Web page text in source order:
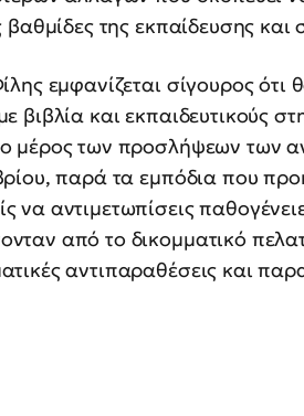
βαθμίδες της εκπαίδευσης
εμφανίζεται σίγουρος ότι
βιβλία και εκπαιδευτικούς
μέρος των προσλήψεων των
παρά τα εμπόδια που
να αντιμετωπίσεις
από το δικομματικό
αντιπαραθέσεις και